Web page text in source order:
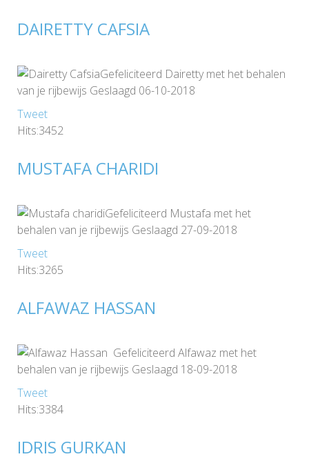
DAIRETTY CAFSIA
Gefeliciteerd Dairetty met het behalen
van je rijbewijs Geslaagd 06-10-2018
Tweet
Hits:3452
MUSTAFA CHARIDI
Gefeliciteerd Mustafa met het
behalen van je rijbewijs Geslaagd 27-09-2018
Tweet
Hits:3265
ALFAWAZ HASSAN
Gefeliciteerd Alfawaz met het
behalen van je rijbewijs Geslaagd 18-09-2018
Tweet
Hits:3384
IDRIS GURKAN